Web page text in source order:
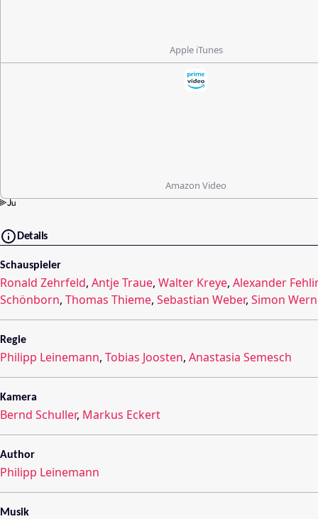
Apple iTunes
Amazon Video
Details
Schauspieler
Ronald Zehrfeld, Antje Traue, Walter Kreye, Alexander
Schönborn, Thomas Thieme, Sebastian Weber, Simon
Regie
Philipp Leinemann, Tobias Joosten, Anastasia Semesch
Kamera
Bernd Schuller, Markus Eckert
Author
Philipp Leinemann
Musik